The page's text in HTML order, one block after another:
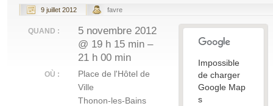
9 juillet 2012 favre
Impossible
de charger
Google Map
s
QUAND :
5 novembre 2012
@ 19 h 15 min –
21 h 00 min
OÙ :
Place de l'Hôtel de
Ville
Thonon-les-Bains